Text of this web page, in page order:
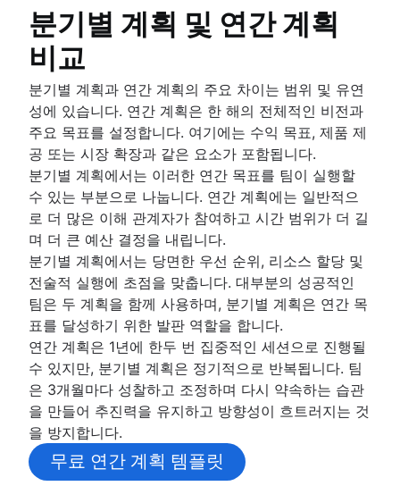
어피니티 다이어그램
비즈니스 프로세스 리엔지니어링
Context diagram
AWS 다이어그램
작업 분류 구조
스파게티 다이어그램
데이터 흐름 다이어그램(DFD): 정의 및 주요
요소
엔터티 관계 다이어그램
Confluence 데이터베이스로 할 수 있는지 몰
7가지 멋진 기능
프로젝트 병목 상태
8D 문제 해결
종합적 품질 관리
개요
협업 중심의 문화
협업 중심의 커뮤니케이션
팀 협업
고급 사용자가 제공하는 내부적인 협업 팁
공동 작업을 통한 콘텐츠 만들기
명목 집단 기법
자체 관리
팀 프로젝트 관리
교차 기능 팀
개요
교차 기능 협업
승인 프로세스
팀 및 이해 관계자 커뮤니케이션
브레인스토밍 모범 사례
개요
브레인스토밍 기법
브레인스토밍 세션
Confluence 화이트보드를 사용한 브레인스토
공 예정)
효과적인 팀 회의
개요
협업 중심의 회의
회의를 줄이는 방법
미팅 메모 및 안건
미팅 케이던스
미팅 회고
팀 관리 및 리더십
개요
개요
프로젝트 회고
프로젝트 설명서
팀 헌장
이해 관계자 이론
커뮤니케이션 계획
직원 참여 활동
직원 인정
관리 스타일
직장 생산성
원활하지 못한 커뮤니케이션 극복
기능적 조직 구조[정의, 이점 + 예시]
개요
지식 공유
개요
개요
더 나은 지식 공유를 위해 페이지에 동영상을 게시
요
알림 관리 및 경고 관리
중앙 집중식 기술 자료
지식 공유 문화
설명서
개요
설명서의 중요성
설명서 표준
표준 운영 절차
프로세스 설명서
팀을 위한 단일 정보 출처 만들기
문서 저장 및 추적
제품 문서
소프트웨어 설계 문서
작업 명세서
문서 관리 프로세스
개요
Project closure
프로젝트 종료란 무엇입니까?
분기별 계획 및 연간 계획
비교
분기별 계획과 연간 계획의 주요 차이는 범위 및 유연
성에 있습니다. 연간 계획은 한 해의 전체적인 비전과
주요 목표를 설정합니다. 여기에는 수익 목표, 제품 제
공 또는 시장 확장과 같은 요소가 포함됩니다.
분기별 계획에서는 이러한 연간 목표를 팀이 실행할
수 있는 부분으로 나눕니다. 연간 계획에는 일반적으
로 더 많은 이해 관계자가 참여하고 시간 범위가 더 길
며 더 큰 예산 결정을 내립니다.
분기별 계획에서는 당면한 우선 순위, 리소스 할당 및
전술적 실행에 초점을 맞춥니다. 대부분의 성공적인
팀은 두 계획을 함께 사용하며, 분기별 계획은 연간 목
표를 달성하기 위한 발판 역할을 합니다.
연간 계획은 1년에 한두 번 집중적인 세션으로 진행될
수 있지만, 분기별 계획은 정기적으로 반복됩니다. 팀
은 3개월마다 성찰하고 조정하며 다시 약속하는 습관
을 만들어 추진력을 유지하고 방향성이 흐트러지는 것
을 방지합니다.
무료 연간 계획 템플릿